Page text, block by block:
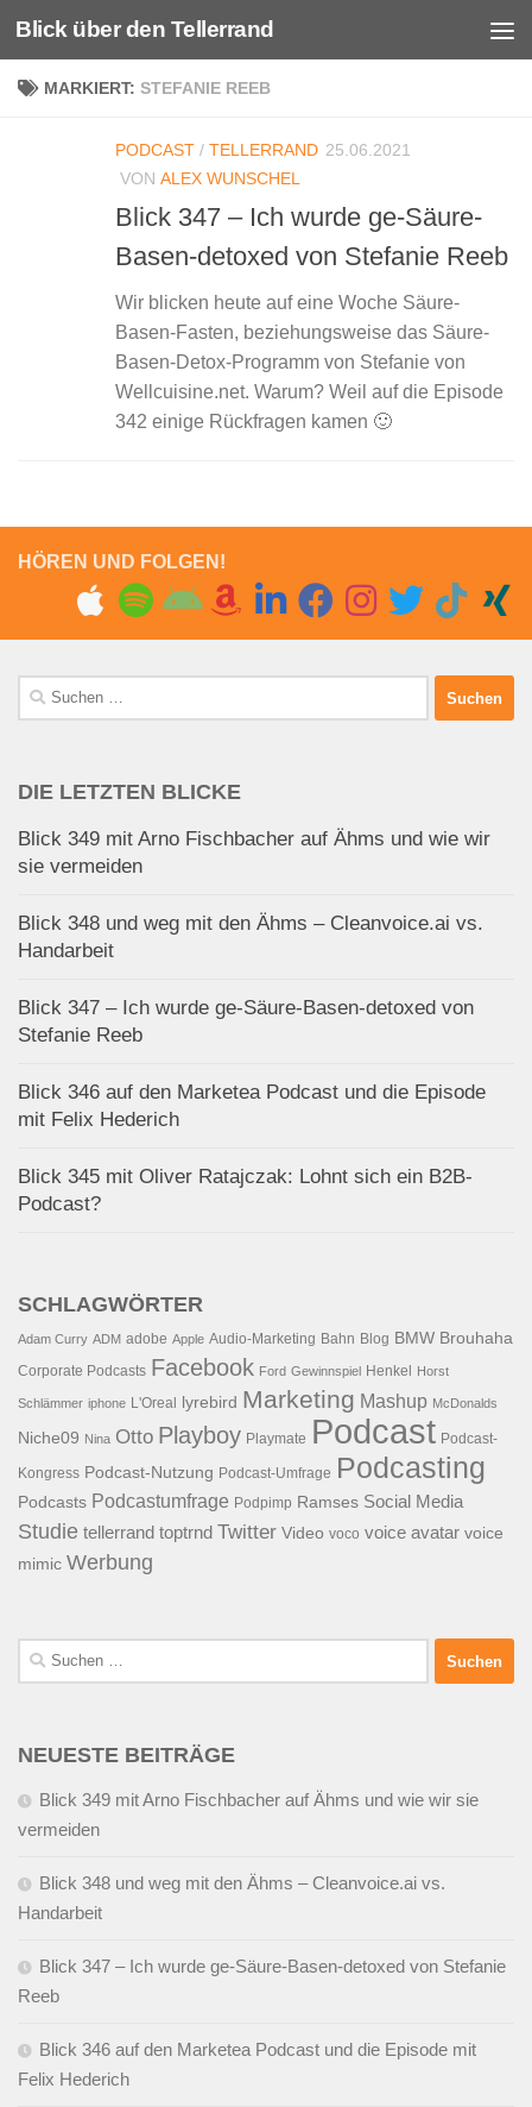
Unter dem Inhalt
Blick über den Tellerrand
MARKIERT: STEFANIE REEB
PODCAST / TELLERRAND 25.06.2021
VON ALEX WUNSCHEL
Blick 347 – Ich wurde ge-Säure-
Basen-detoxed von Stefanie Reeb
Wir blicken heute auf eine Woche Säure-
Basen-Fasten, beziehungsweise das Säure-
Basen-Detox-Programm von Stefanie von
Wellcuisine.net. Warum? Weil auf die Episode
342 einige Rückfragen kamen 🙂
HÖREN UND FOLGEN!
Suchen
nach:
DIE LETZTEN BLICKE
Blick 349 mit Arno Fischbacher auf Ähms und wie wir
sie vermeiden
Blick 348 und weg mit den Ähms – Cleanvoice.ai vs.
Handarbeit
Blick 347 – Ich wurde ge-Säure-Basen-detoxed von
Stefanie Reeb
Blick 346 auf den Marketea Podcast und die Episode
mit Felix Hederich
Blick 345 mit Oliver Ratajczak: Lohnt sich ein B2B-
Podcast?
SCHLAGWÖRTER
Adam Curry ADM adobe Apple Audio-Marketing Bahn Blog BMW Brouhaha
Corporate Podcasts Facebook Ford Gewinnspiel Henkel Horst
Schlämmer iphone L'Oreal lyrebird Marketing Mashup McDonalds
Niche09 Nina Otto Playboy Playmate Podcast Podcast-
Kongress Podcast-Nutzung Podcast-Umfrage Podcasting
Podcasts Podcastumfrage Podpimp Ramses Social Media
Studie tellerrand toptrnd Twitter Video voco voice avatar voice
mimic Werbung
Suchen
nach:
NEUESTE BEITRÄGE
Blick 349 mit Arno Fischbacher auf Ähms und wie wir sie
vermeiden
Blick 348 und weg mit den Ähms – Cleanvoice.ai vs.
Handarbeit
Blick 347 – Ich wurde ge-Säure-Basen-detoxed von Stefanie
Reeb
Blick 346 auf den Marketea Podcast und die Episode mit
Felix Hederich